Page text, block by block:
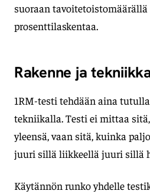
suoraan
prosenttilaskentaa.
Rakenne ja
1RM-testi tehdään aina
tekniikalla. Testi ei mittaa
yleensä, vaan sitä, kuinka
juuri sillä liikkeellä juuri sillä
Käytännön runko yhdelle